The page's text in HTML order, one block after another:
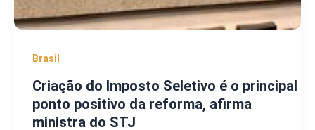
Brasil
Criação do Imposto Seletivo é o principal
ponto positivo da reforma, afirma
ministra do STJ